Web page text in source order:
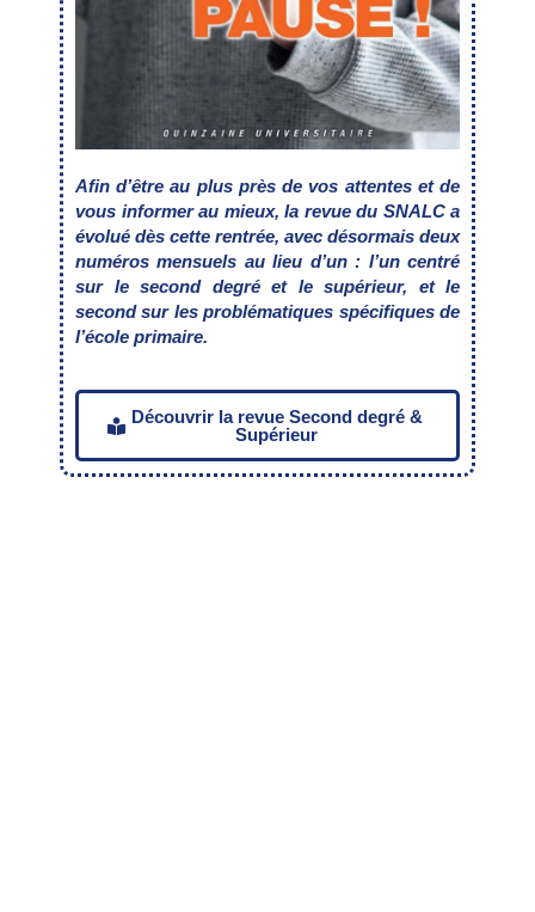
Afin d’être au plus près de vos attentes et de
vous informer au mieux, la revue du SNALC a
évolué dès cette rentrée, avec désormais deux
numéros mensuels au lieu d’un : l’un centré
sur le second degré et le supérieur, et le
second sur les problématiques spécifiques de
l’école primaire.
Découvrir la revue Second degré &
Supérieur